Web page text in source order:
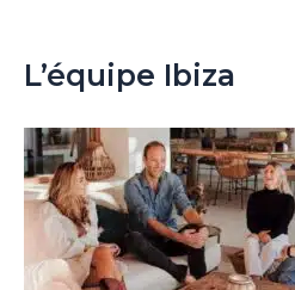
L’équipe Ibiza